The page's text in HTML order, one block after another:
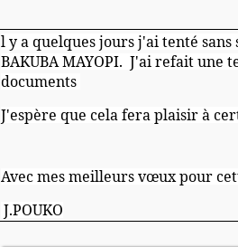
l y a quelques jours j'ai tenté
BAKUBA MAYOPI. J'ai refait une
documents
J'espère que cela fera plaisir à
Avec mes meilleurs vœux pour
J.POUKO